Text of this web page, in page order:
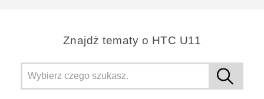
Znajdż tematy o HTC U11